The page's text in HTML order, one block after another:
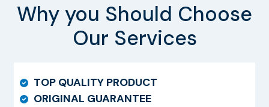
Why you Should Choose
Our Services
TOP QUALITY PRODUCT
ORIGINAL GUARANTEE